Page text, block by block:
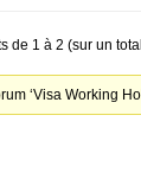
de 1 à 2 (sur un
‘Visa Working